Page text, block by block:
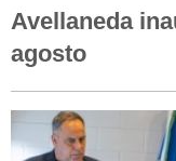
Avellaneda
agosto